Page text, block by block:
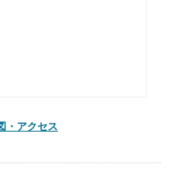
・アクセス